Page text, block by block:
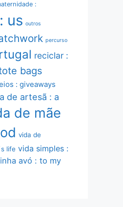
:
us outros
percurso
reciclar :
bags
: giveaways
de artesã : a
de mãe
vida de
life vida simples :
avó : to my